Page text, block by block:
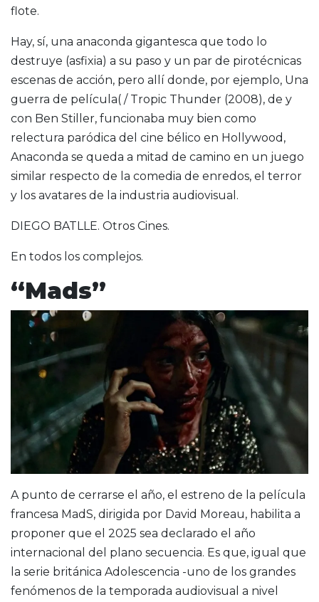
flote.
Hay, sí, una anaconda gigantesca que todo lo
destruye (asfixia) a su paso y un par de pirotécnicas
escenas de acción, pero allí donde, por ejemplo, Una
guerra de película( / Tropic Thunder (2008), de y
con Ben Stiller, funcionaba muy bien como
relectura paródica del cine bélico en Hollywood,
Anaconda se queda a mitad de camino en un juego
similar respecto de la comedia de enredos, el terror
y los avatares de la industria audiovisual.
DIEGO BATLLE. Otros Cines.
En todos los complejos.
“Mads”
A punto de cerrarse el año, el estreno de la película
francesa MadS, dirigida por David Moreau, habilita a
proponer que el 2025 sea declarado el año
internacional del plano secuencia. Es que, igual que
la serie británica Adolescencia -uno de los grandes
fenómenos de la temporada audiovisual a nivel